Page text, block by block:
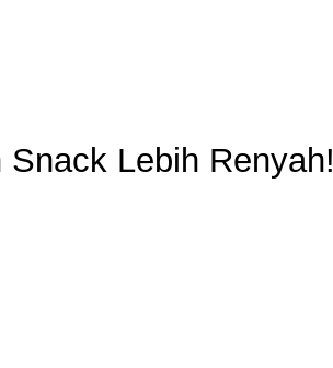
Lebih Renyah!